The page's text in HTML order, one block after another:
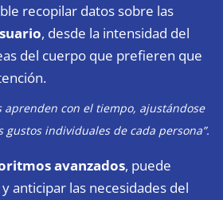
recopilar datos sobre las
, desde la intensidad del
del cuerpo que prefieren que
aprenden con el tiempo, ajustándose
gustos individuales de cada persona”.
avanzados, puede
anticipar las necesidades del